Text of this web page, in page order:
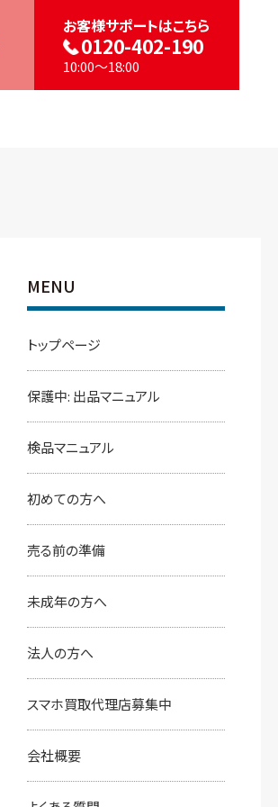
お客様サポートはこちら
0120-402-190
10:00～18:00
MENU
トップページ
保護中: 出品マニュアル
検品マニュアル
初めての⽅へ
売る前の準備
未成年の方へ
法人の方へ
スマホ買取代理店募集中
会社概要